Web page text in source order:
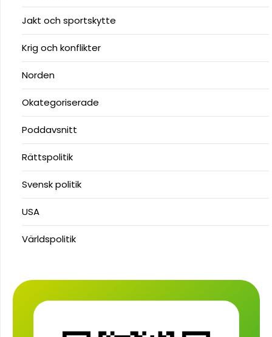
Jakt och sportskytte
Krig och konflikter
Norden
Okategoriserade
Poddavsnitt
Rättspolitik
Svensk politik
USA
Världspolitik